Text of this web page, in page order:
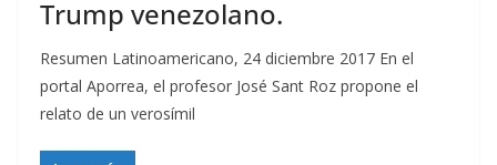
Trump venezolano.
Resumen Latinoamericano, 24 diciembre 2017 En el
portal Aporrea, el profesor José Sant Roz propone el
relato de un verosímil